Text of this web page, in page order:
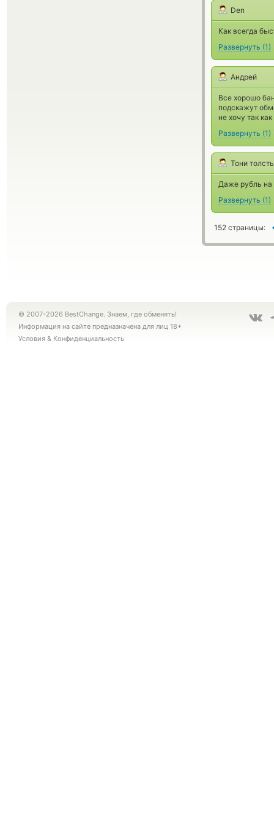
Den
Как всегда
Развернуть (1)
Андрей
Все хорошо
подскажут
не хочу так
Развернуть (1)
Тони
Даже рубль на
Развернуть (1)
152 страницы:
© 2007-2026 BestChange. Знаем, где обменять!
Информация на сайте предназначена для лиц 18+
Условия & Конфиденциальность